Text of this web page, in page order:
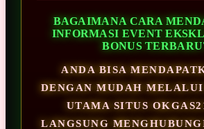
BAGAIMANA CARA
INFORMASI EVENT
BONUS
ANDA BISA
DENGAN MUDAH
UTAMA SITUS
LANGSUNG